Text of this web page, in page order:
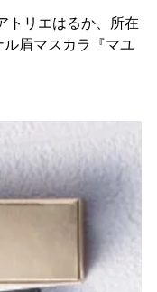
トリエはるか、所在
眉マスカラ『マユ